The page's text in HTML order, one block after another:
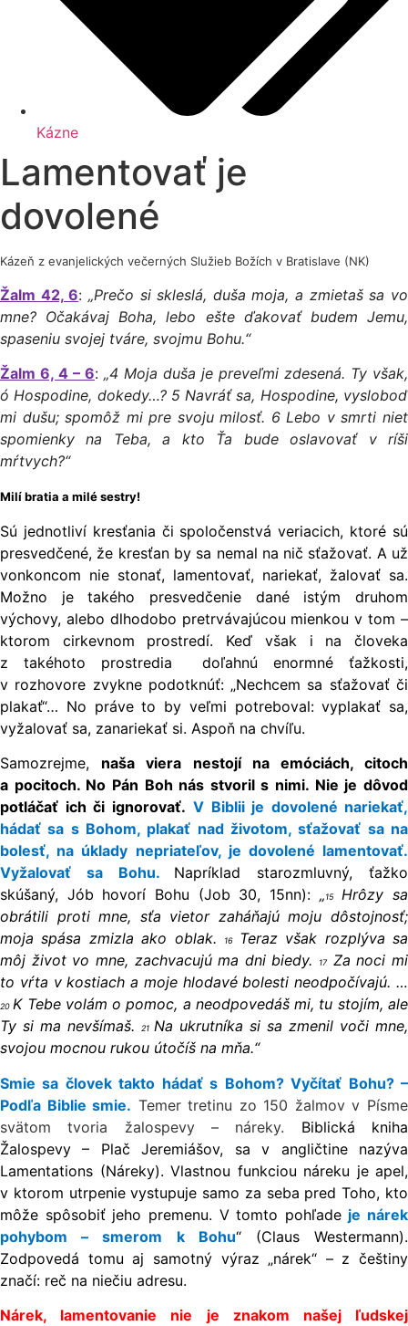
Kázne
Lamentovať je
dovolené
Kázeň z evanjelických večerných Služieb Božích v Bratislave (NK)
Žalm 42, 6: „Prečo si skleslá, duša moja, a zmietaš sa vo
mne? Očakávaj Boha, lebo ešte ďakovať budem Jemu,
spaseniu svojej tváre, svojmu Bohu.“
Žalm 6, 4 – 6: „4 Moja duša je preveľmi zdesená. Ty však,
ó Hospodine, dokedy…? 5 Navráť sa, Hospodine, vysloboď
mi dušu; spomôž mi pre svoju milosť. 6 Lebo v smrti niet
spomienky na Teba, a kto Ťa bude oslavovať v ríši
mŕtvych?“
Milí bratia a milé sestry!
Sú jednotliví kresťania či spoločenstvá veriacich, ktoré sú
presvedčené, že kresťan by sa nemal na nič sťažovať. A už
vonkoncom nie stonať, lamentovať, nariekať, žalovať sa.
Možno je takého presvedčenie dané istým druhom
výchovy, alebo dlhodobo pretrvávajúcou mienkou v tom –
ktorom cirkevnom prostredí. Keď však i na človeka
z takéhoto prostredia doľahnú enormné ťažkosti,
v rozhovore zvykne podotknúť: „Nechcem sa sťažovať či
plakať“… No práve to by veľmi potreboval: vyplakať sa,
vyžalovať sa, zanariekať si. Aspoň na chvíľu.
Samozrejme, naša viera nestojí na emóciách, citoch
a pocitoch. No Pán Boh nás stvoril s nimi. Nie je dôvod
potláčať ich či ignorovať. V Biblii je dovolené nariekať,
hádať sa s Bohom, plakať nad životom, sťažovať sa na
bolesť, na úklady nepriateľov, je dovolené lamentovať.
Vyžalovať sa Bohu. Napríklad starozmluvný, ťažko
skúšaný, Jób hovorí Bohu (Job 30, 15nn): „15Hrôzy sa
obrátili proti mne, sťa vietor zaháňajú moju dôstojnosť;
moja spása zmizla ako oblak.
16
Teraz však rozplýva sa
môj život vo mne, zachvacujú ma dni biedy.
17Za noci mi
to vŕta v kostiach a moje hlodavé bolesti neodpočívajú. …
20K Tebe volám o pomoc, a neodpovedáš mi, tu stojím, ale
Ty si ma nevšímaš.
21 Na ukrutníka si sa zmenil voči mne,
svojou mocnou rukou útočíš na mňa.“
Smie sa človek takto hádať s Bohom? Vyčítať Bohu? –
Podľa Biblie smie. Temer tretinu zo 150 žalmov v Písme
svätom tvoria žalospevy – náreky. Biblická kniha
Žalospevy – Plač Jeremiášov, sa v angličtine nazýva
Lamentations (Náreky). Vlastnou funkciou náreku je apel,
v ktorom utrpenie vystupuje samo za seba pred Toho, kto
môže spôsobiť jeho premenu. V tomto pohľade je nárek
pohybom – smerom k Bohu“ (Claus Westermann).
Zodpovedá tomu aj samotný výraz „nárek“ – z češtiny
značí: reč na niečiu adresu.
Nárek, lamentovanie nie je znakom našej ľudskej